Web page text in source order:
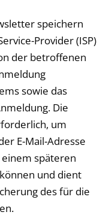
speichern
Provider (ISP)
der betroffenen
sowie das
Die
um
E-Mail-Adresse
späteren
und dient
des für die